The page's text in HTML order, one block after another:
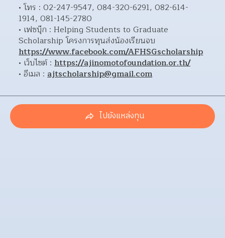
โทร : 02-247-9547, 084-320-6291, 082-614-
1914, 081-145-2780
เฟซบุ๊ก : Helping Students to Graduate
https://www.facebook.com/AFHSGscholarship
เว็บไซต์ : https://ajinomotofoundation.or.th/
อีเมล : ajtscholarship@gmail.com
ไปยังแหล่งทุน